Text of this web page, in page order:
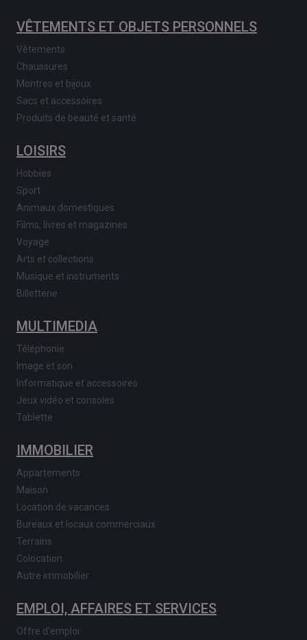
VÊTEMENTS ET OBJETS PERSONNELS
Vêtements
Chaussures
Montres et bijoux
Sacs et accessoires
Produits de beauté et santé
LOISIRS
Hobbies
Sport
Animaux domestiques
Films, livres et magazines
Voyage
Arts et collections
Musique et instruments
Billetterie
MULTIMEDIA
Téléphonie
Image et son
Informatique et accessoires
Jeux vidéo et consoles
Tablette
IMMOBILIER
Appartements
Maison
Location de vacances
Bureaux et locaux commerciaux
Terrains
Colocation
Autre immobilier
EMPLOI, AFFAIRES ET SERVICES
Offre d'emploi